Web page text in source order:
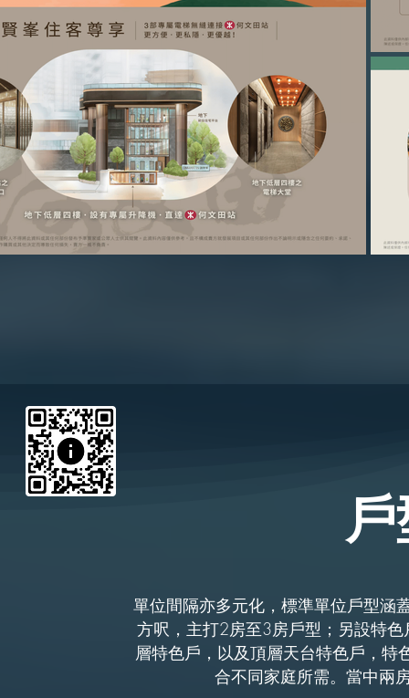
單位間隔亦多元化，標準單位戶型
方呎，主打2房至3房戶型；另設特
層特色戶，以及頂層天台特色戶，
合不同家庭所需。當中兩